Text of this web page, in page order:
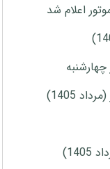
1405)